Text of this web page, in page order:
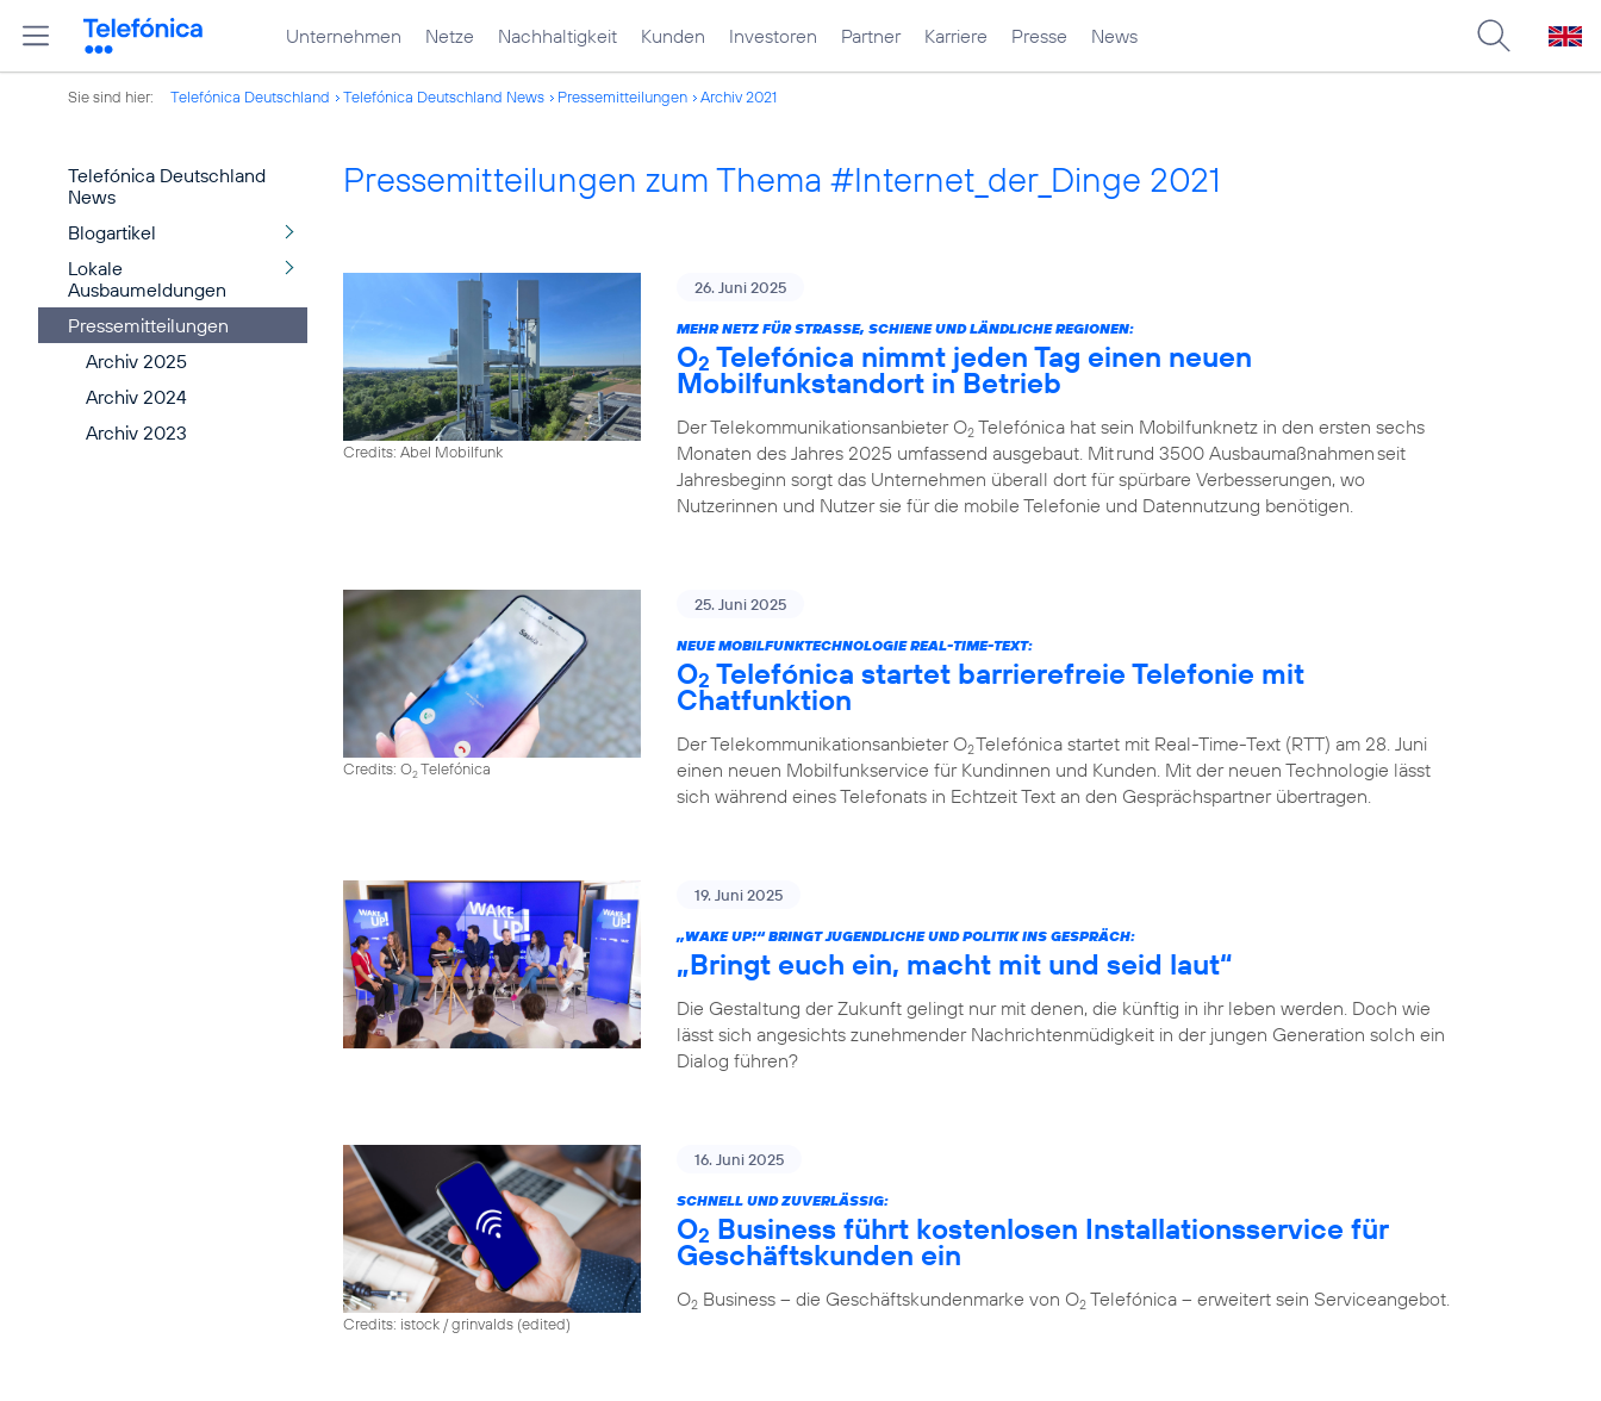
Unternehmen Netze Nachhaltigkeit Kunden Investoren Partner Karriere Presse News
Sie sind hier: Telefónica Deutschland Telefónica Deutschland News Pressemitteilungen Archiv 2021
Telefónica Deutschland
News
Blogartikel
Lokale
Ausbaumeldungen
Pressemitteilungen
Archiv 2025
Archiv 2024
Archiv 2023
Pressemitteilungen zum Thema #Internet_der_Dinge 2021
Credits: Abel Mobilfunk
26. Juni 2025
MEHR NETZ FÜR STRASSE, SCHIENE UND LÄNDLICHE REGIONEN:
O2 Telefónica nimmt jeden Tag einen neuen
Mobilfunkstandort in Betrieb
Der Telekommunikationsanbieter O2 Telefónica hat sein Mobilfunknetz in den ersten sechs
Monaten des Jahres 2025 umfassend ausgebaut. Mit rund 3500 Ausbaumaßnahmen seit
Jahresbeginn sorgt das Unternehmen überall dort für spürbare Verbesserungen, wo
Nutzerinnen und Nutzer sie für die mobile Telefonie und Datennutzung benötigen.
Credits: O2Telefónica
25. Juni 2025
NEUE MOBILFUNKTECHNOLOGIE REAL-TIME-TEXT:
O2 Telefónica startet barrierefreie Telefonie mit
Chatfunktion
Der Telekommunikationsanbieter O2Telefónica startet mit Real-Time-Text (RTT) am 28. Juni
einen neuen Mobilfunkservice für Kundinnen und Kunden. Mit der neuen Technologie lässt
sich während eines Telefonats in Echtzeit Text an den Gesprächspartner übertragen.
19. Juni 2025
„WAKE UP!“ BRINGT JUGENDLICHE UND POLITIK INS GESPRÄCH:
„Bringt euch ein, macht mit und seid laut“
Die Gestaltung der Zukunft gelingt nur mit denen, die künftig in ihr leben werden. Doch wie
lässt sich angesichts zunehmender Nachrichtenmüdigkeit in der jungen Generation solch ein
Dialog führen?
Credits: istock / grinvalds (edited)
16. Juni 2025
SCHNELL UND ZUVERLÄSSIG:
O2 Business führt kostenlosen Installationsservice für
Geschäftskunden ein
O2 Business – die Geschäftskundenmarke von O2 Telefónica – erweitert sein Serviceangebot.